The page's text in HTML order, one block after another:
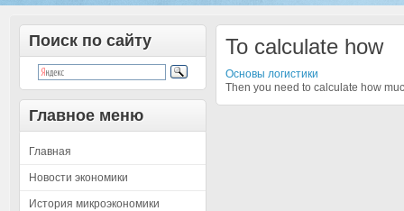
Поиск по сайту
Главное меню
Главная
Новости экономики
История микроэкономики
To calculate how
Основы логистики
Then you need to calculate how